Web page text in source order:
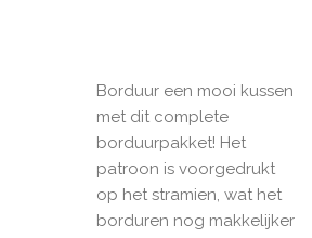
Borduur een mooi kussen
met dit complete
borduurpakket! Het
patroon is voorgedrukt
op het stramien, wat het
borduren nog makkelijker